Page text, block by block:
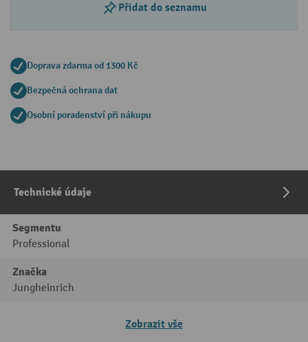
Přidat do seznamu
Doprava zdarma od 1300 Kč
Bezpečná ochrana dat
Osobní poradenství při nákupu
Technické údaje
Segmentu
Professional
Značka
Jungheinrich
Zobrazit vše